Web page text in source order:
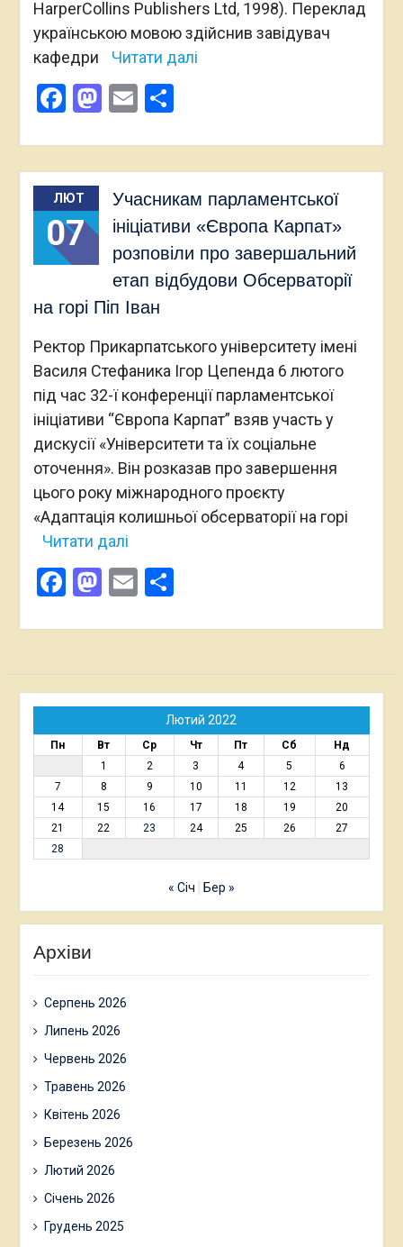
HarperCollins Publishers Ltd, 1998). Переклад
українською мовою здійснив завідувач
кафедри
Читати далі
Facebook
Mastodon
EmailПоділитися
ЛЮТ
07
Учасникам парламентської
ініціативи «Європа Карпат»
розповіли про завершальний
етап відбудови Обсерваторії
на горі Піп Іван
Ректор Прикарпатського університету імені
Василя Стефаника Ігор Цепенда 6 лютого
під час 32-ї конференції парламентської
ініціативи “Європа Карпат” взяв участь у
дискусії «Університети та їх соціальне
оточення». Він розказав про завершення
цього року міжнародного проєкту
«Адаптація колишньої обсерваторії на горі
Читати далі
Facebook
Mastodon
EmailПоділитися
Лютий 2022
Пн Вт Ср Чт Пт Сб
Нд
1
2 3 4 5
6
7
8 9 10 11 12
13
14
15 16 17 18 19
20
21
22 23 24 25 26
27
28
« Січ Бер »
Архіви
Серпень 2026
Липень 2026
Червень 2026
Травень 2026
Квітень 2026
Березень 2026
Лютий 2026
Січень 2026
Грудень 2025